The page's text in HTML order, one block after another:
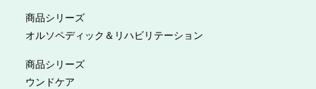
商品シリーズ
オルソペディック＆リハビリテーション
商品シリーズ
ウンドケア